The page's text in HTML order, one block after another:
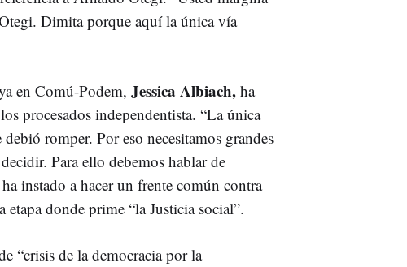
Dimita porque aquí la única vía
en Comú-Podem, Jessica Albiach, ha
procesados independentista. “La única
romper. Por eso necesitamos grandes
Para ello debemos hablar de
instado a hacer un frente común contra
donde prime “la Justicia social”.
“crisis de la democracia por la